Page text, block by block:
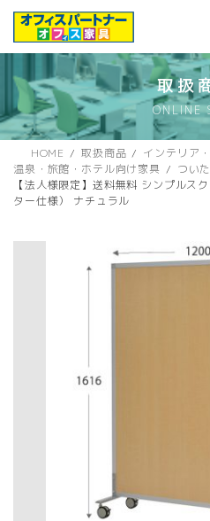
ス
キ
ン
に
取扱
ONLINE
HOME 取扱商品
インテリア
温泉・旅館・ホテル向け家具
つい
【法人様限定】送料無料 シンプルス
ター仕様） ナチュラル